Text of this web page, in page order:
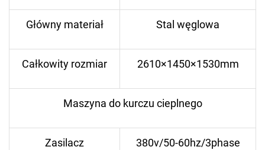
Główny materiał Stal węglowa
Całkowity rozmiar 2610×1450×1530mm
Maszyna do kurczu cieplnego
Zasilacz 380v/50-60hz/3phase